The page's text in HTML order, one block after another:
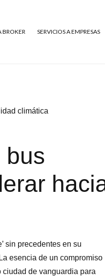
BROKER SERVICIOS A EMPRESAS
climática
bus
sin precedentes en su
esencia de un compromiso
de vanguardia para